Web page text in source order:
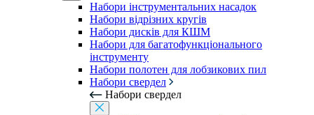
Набори інструментальних насадок
Набори відрізних кругів
Набори дисків для КШМ
Набори для багатофункціонального
інструменту
Набори полотен для лобзикових пил
Набори свердел
Набори свердел